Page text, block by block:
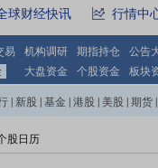
球财经快讯 行情中
易 机构调研 期指持仓
公告
大盘资金 个股资金 板块
新股 基金 港股 美股 期货
股日历